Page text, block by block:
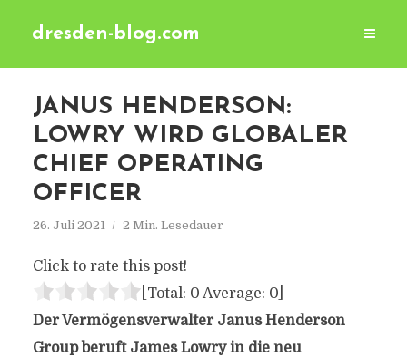
dresden-blog.com
JANUS HENDERSON:
LOWRY WIRD GLOBALER
CHIEF OPERATING
OFFICER
26. Juli 2021 2 Min. Lesedauer
Click to rate this post!
[Total: 0 Average: 0]
Der Vermögensverwalter Janus Henderson
Group beruft James Lowry in die neu